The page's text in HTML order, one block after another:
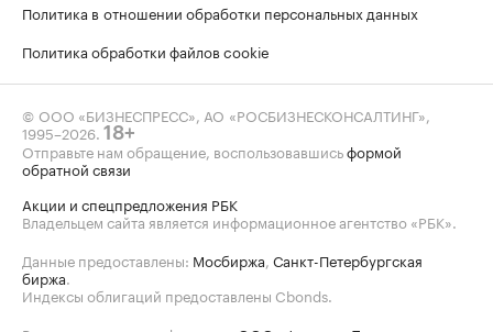
Политика в отношении обработки персональных данных
Политика обработки файлов cookie
© ООО «БИЗНЕСПРЕСС», АО «РОСБИЗНЕСКОНСАЛТИНГ»,
1995–2026. 18+
Отправьте нам обращение, воспользовавшисьформой
обратной связи
Акции и спецпредложения РБК
Владельцем сайта является информационное агентство «РБК».
Данные предоставлены: Мосбиржа, Санкт-Петербургская
биржа.
Индексы облигаций предоставлены Cbonds.